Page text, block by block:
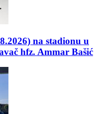
na stadionu u
hfz. Ammar Bašić